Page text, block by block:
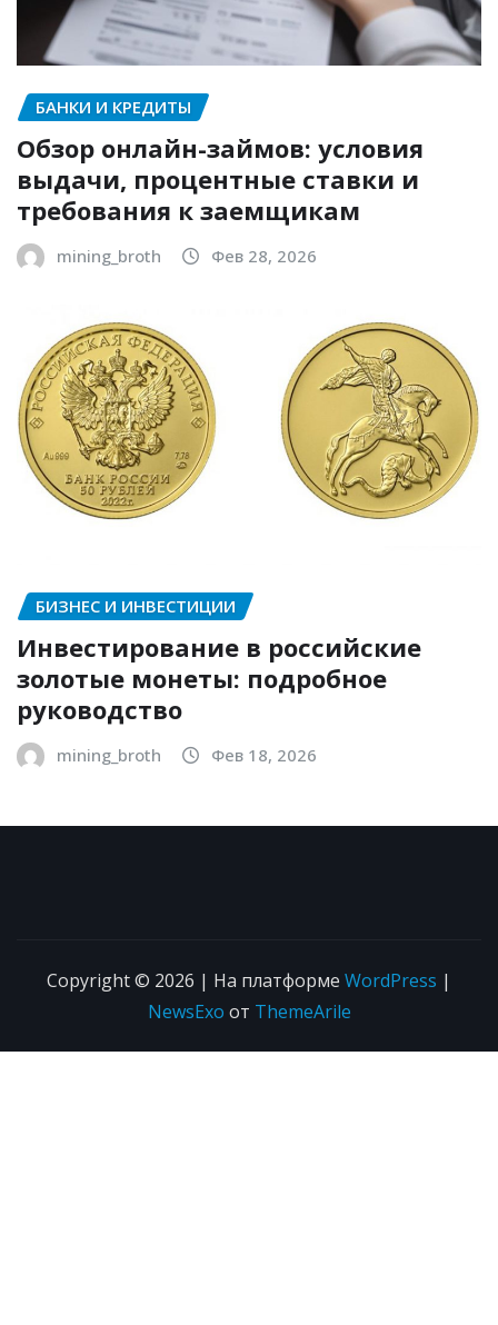
БАНКИ И КРЕДИТЫ
Обзор онлайн-займов: условия
выдачи, процентные ставки и
требования к заемщикам
mining_broth Фев 28, 2026
БИЗНЕС И ИНВЕСТИЦИИ
Инвестирование в российские
золотые монеты: подробное
руководство
mining_broth Фев 18, 2026
Copyright © 2026 | На платформе WordPress |
NewsExo от ThemeArile